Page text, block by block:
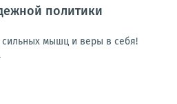
политики
сильных мышц и веры в себя!